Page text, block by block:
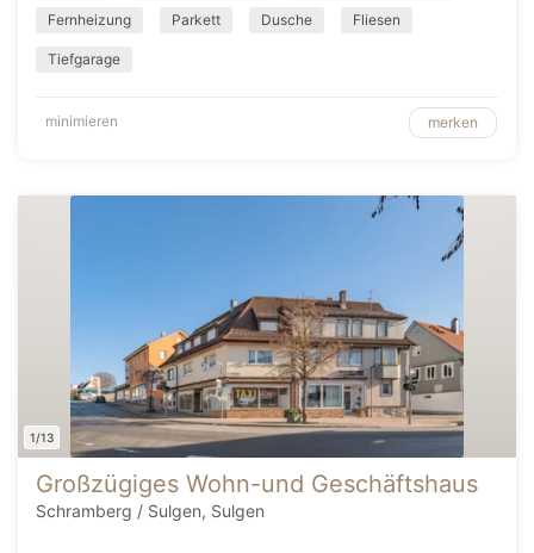
Fernheizung Parkett Dusche Fliesen
Tiefgarage
minimieren merken
1/13
Großzügiges Wohn-und Geschäftshaus
Schramberg / Sulgen, Sulgen